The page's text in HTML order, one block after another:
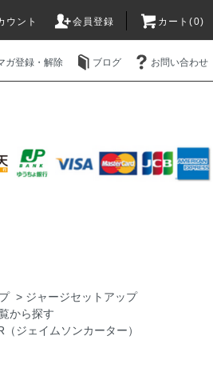
ウント 会員登録 カート(0)
ガ登録・解除 ブログ お問い合わせ
> ジャージセットアップ
から探す
ジェイムソンカーター）